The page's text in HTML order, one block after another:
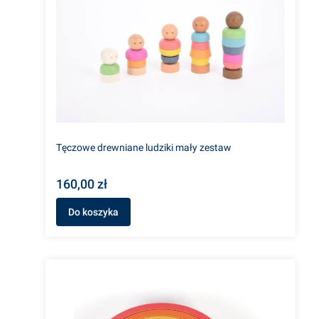
Tęczowe drewniane ludziki mały zestaw
160,00 zł
Do koszyka